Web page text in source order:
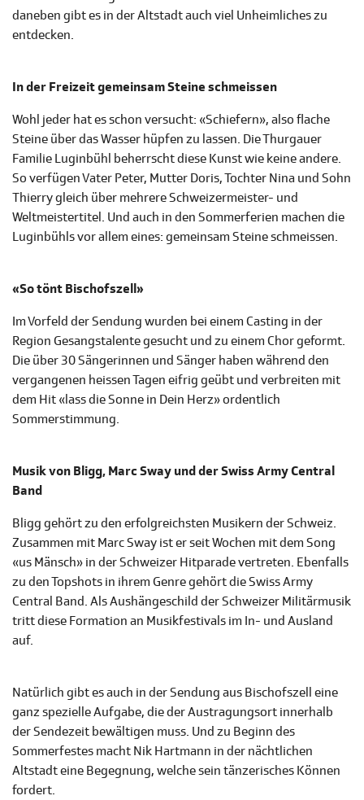
daneben gibt es in der Altstadt auch viel Unheimliches zu
entdecken.
In der Freizeit gemeinsam Steine schmeissen
Wohl jeder hat es schon versucht: «Schiefern», also flache
Steine über das Wasser hüpfen zu lassen. Die Thurgauer
Familie Luginbühl beherrscht diese Kunst wie keine andere.
So verfügen Vater Peter, Mutter Doris, Tochter Nina und Sohn
Thierry gleich über mehrere Schweizermeister- und
Weltmeistertitel. Und auch in den Sommerferien machen die
Luginbühls vor allem eines: gemeinsam Steine schmeissen.
«So tönt Bischofszell»
Im Vorfeld der Sendung wurden bei einem Casting in der
Region Gesangstalente gesucht und zu einem Chor geformt.
Die über 30 Sängerinnen und Sänger haben während den
vergangenen heissen Tagen eifrig geübt und verbreiten mit
dem Hit «lass die Sonne in Dein Herz» ordentlich
Sommerstimmung.
Musik von Bligg, Marc Sway und der Swiss Army Central
Band
Bligg gehört zu den erfolgreichsten Musikern der Schweiz.
Zusammen mit Marc Sway ist er seit Wochen mit dem Song
«us Mänsch» in der Schweizer Hitparade vertreten. Ebenfalls
zu den Topshots in ihrem Genre gehört die Swiss Army
Central Band. Als Aushängeschild der Schweizer Militärmusik
tritt diese Formation an Musikfestivals im In- und Ausland
auf.
Natürlich gibt es auch in der Sendung aus Bischofszell eine
ganz spezielle Aufgabe, die der Austragungsort innerhalb
der Sendezeit bewältigen muss. Und zu Beginn des
Sommerfestes macht Nik Hartmann in der nächtlichen
Altstadt eine Begegnung, welche sein tänzerisches Können
fordert.